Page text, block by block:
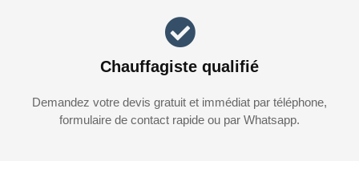
Chauffagiste qualifié
Demandez votre devis gratuit et immédiat par téléphone,
formulaire de contact rapide ou par Whatsapp.